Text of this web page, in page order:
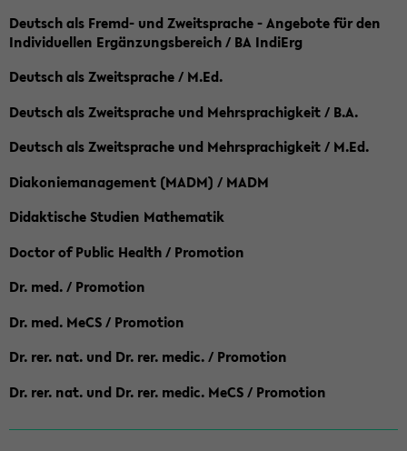
Deutsch als Fremd- und Zweitsprache - Angebote für den
Individuellen Ergänzungsbereich / BA IndiErg
Deutsch als Zweitsprache / M.Ed.
Deutsch als Zweitsprache und Mehrsprachigkeit / B.A.
Deutsch als Zweitsprache und Mehrsprachigkeit / M.Ed.
Diakoniemanagement (MADM) / MADM
Didaktische Studien Mathematik
Doctor of Public Health / Promotion
Dr. med. / Promotion
Dr. med. MeCS / Promotion
Dr. rer. nat. und Dr. rer. medic. / Promotion
Dr. rer. nat. und Dr. rer. medic. MeCS / Promotion